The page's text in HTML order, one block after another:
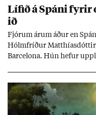
Líf­ið á Spáni
ið
Fjór­um ár­um áð­ur en
Hólm­fríð­ur
Barcelona. Hún hef­ur
jafnt sem styrkj­um til
ið með­byr.